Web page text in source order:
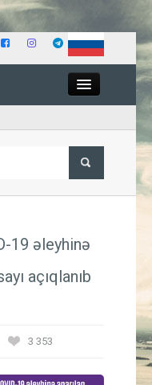
İqtisadiyyat
Güney Azərbaycan
19 əleyhinə
açıqlanıb
3 353